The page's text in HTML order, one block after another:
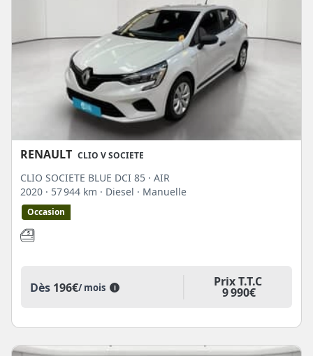
RENAULT CLIO V SOCIETE
CLIO SOCIETE BLUE DCI 85 · AIR
2020 · 57 944 km · Diesel · Manuelle
Occasion
Dès 196€/ mois i Prix T.T.C
9 990€